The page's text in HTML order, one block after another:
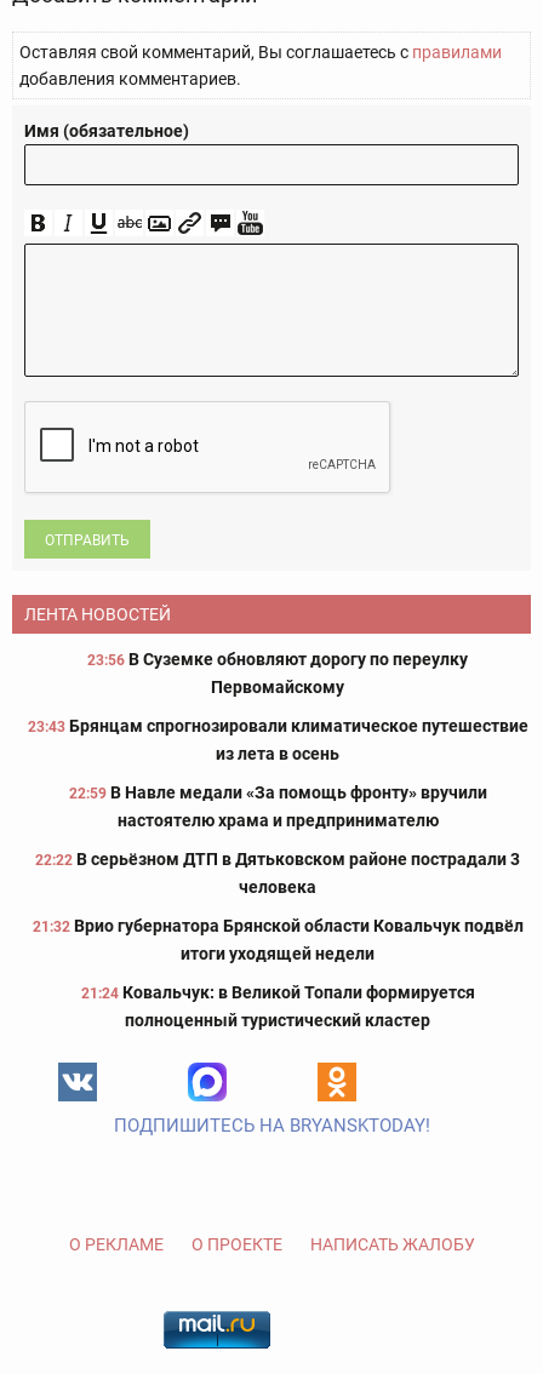
Оставляя свой комментарий, Вы соглашаетесь с правилами
добавления комментариев.
Имя (обязательное)
ОТПРАВИТЬ
ЛЕНТА НОВОСТЕЙ
23:56 В Суземке обновляют дорогу по переулку
Первомайскому
23:43 Брянцам спрогнозировали климатическое путешествие
из лета в осень
22:59 В Навле медали «За помощь фронту» вручили
настоятелю храма и предпринимателю
22:22 В серьёзном ДТП в Дятьковском районе пострадали 3
человека
21:32 Врио губернатора Брянской области Ковальчук подвёл
итоги уходящей недели
21:24 Ковальчук: в Великой Топали формируется
полноценный туристический кластер
ПОДПИШИТЕСЬ НА BRYANSKTODAY!
О РЕКЛАМЕ О ПРОЕКТЕ НАПИСАТЬ ЖАЛОБУ